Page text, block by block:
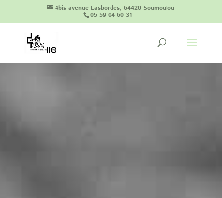
4bis avenue Lasbordes, 64420 Soumoulou
05 59 04 60 31